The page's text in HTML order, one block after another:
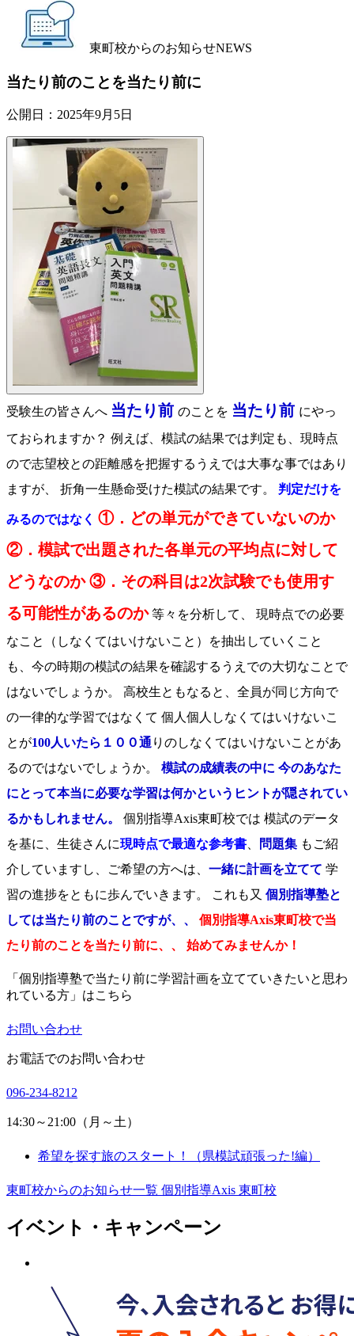
東町校からのお知らせNEWS
当たり前のことを当たり前に
公開日： 2025年9月5日
受験生の皆さんへ 当たり前 のことを 当たり前 にやっ
ておられますか？ 例えば、模試の結果では判定も、現時点
ので志望校との距離感を把握するうえでは大事な事ではあり
ますが、 折角一生懸命受けた模試の結果です。 判定だけを
みるのではなく ①．どの単元ができていないのか
②．模試で出題された各単元の平均点に対して
どうなのか ③．その科目は2次試験でも使用す
る可能性があるのか等々を分析して、 現時点での必要
なこと（しなくてはいけないこと）を抽出していくこと
も、今の時期の模試の結果を確認するうえでの大切なことで
はないでしょうか。 高校生ともなると、全員が同じ方向で
の一律的な学習ではなくて 個人個人しなくてはいけないこ
とが100人いたら１００通りのしなくてはいけないことがあ
るのではないでしょうか。 模試の成績表の中に 今のあなた
にとって本当に必要な学習は何かというヒントが隠されてい
るかもしれません。
個別指導Axis東町校では 模試のデータ
を基に、生徒さんに現時点で最適な参考書、 問題集 もご紹
介していますし、ご希望の方へは、 一緒に計画を立てて 学
習の進捗をともに歩んでいきます。 これも又 個別指導塾と
しては当たり前のことですが、、
個別指導Axis東町校で当
たり前のことを当たり前に、、 始めてみませんか！
「個別指導塾で当たり前に学習計画を立てていきたいと思わ
れている方」はこちら
お問い合わせ
お電話でのお問い合わせ
096-234-8212
14:30～21:00（月～土）
希望を探す旅のスタート！（県模試頑張った!編）
東町校からのお知らせ一覧 個別指導Axis 東町校
イベント・キャンペーン